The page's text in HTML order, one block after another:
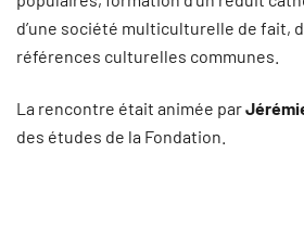
d’une société multiculturelle de fait,
références culturelles communes.
La rencontre était animée par
des études de la Fondation.